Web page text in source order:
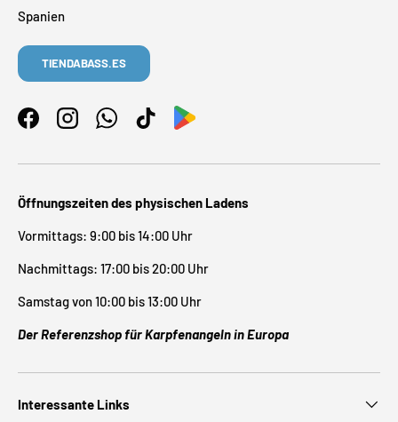
Spanien
TIENDABASS.ES
FacebookInstagramWhatsAppTikTok
Öffnungszeiten des physischen Ladens
Vormittags: 9:00 bis 14:00 Uhr
Nachmittags: 17:00 bis 20:00 Uhr
Samstag von 10:00 bis 13:00 Uhr
Der Referenzshop für Karpfenangeln in Europa
Interessante Links